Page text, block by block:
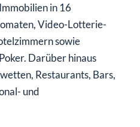
in 16
Video-Lotterie-
sowie
Darüber hinaus
Restaurants, Bars,
und